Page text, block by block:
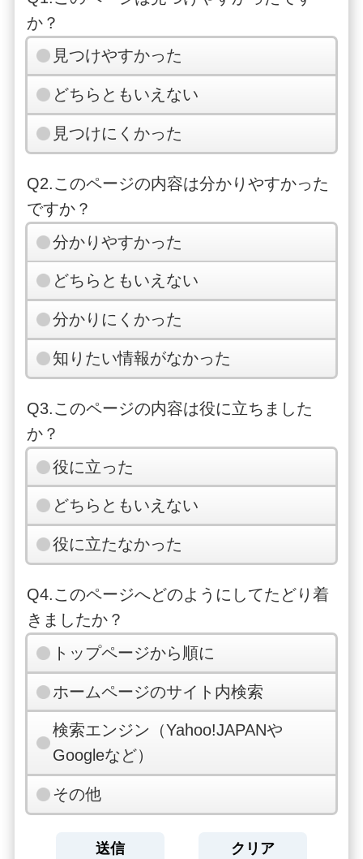
か？
見つけやすかった
どちらともいえない
見つけにくかった
Q2.このページの内容は分かりやすかった
ですか？
分かりやすかった
どちらともいえない
分かりにくかった
知りたい情報がなかった
Q3.このページの内容は役に立ちました
か？
役に立った
どちらともいえない
役に立たなかった
Q4.このページへどのようにしてたどり着
きましたか？
トップページから順に
ホームページのサイト内検索
検索エンジン（Yahoo!JAPANや
Googleなど）
その他